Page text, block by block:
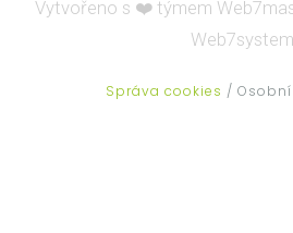
Vytvořeno s ❤️ týmem
Správa cookies /